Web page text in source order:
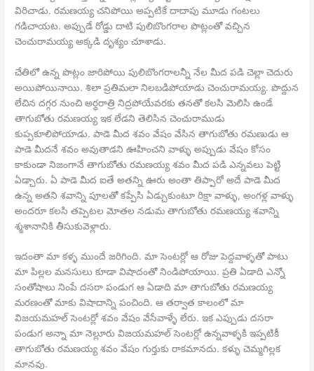
విరిచాడు. రమణయ్య చనిపోయి అప్పటికే దాదాపు మూడు గంటలు
గడిచాయట. అప్పుడే రోడ్డు దాటి పులిబొంగరాల పొట్లంతో వచ్చిన
చెంచురామయ్య అక్కడి దృశ్యం చూశాడు.
చేతిలో ఉన్న పొట్లం జారిపోయి పులిబొంగరాలన్నీ నేల మీద పడి చెల్లా చెదురు
అయిపోయినాయి. శిలా ప్రతిమలా నిలబడిపోయాడు చెంచురామయ్య. పొద్దున
లేచిన దగ్గర నుంచి అర్ధరాత్రి నిద్రపోయేవరకు తనతో కలసి మెలిసి ఉండే
తాగుబోతు రమణయ్య ఇక లేడని తెలిసిన చెంచురాముడు
కుప్పకూలిపోయాడు. పాడె మీద శవం వేషం వేసిన తాగుబోతు రమణుడు ఆ
పాడె మీదనే శవం అవుతాడని ఊహించని వాళ్ళు అప్పుడు వేషం కోసం
కాకుండా నిజంగానే తాగుబోతు రమణయ్య శవం మీద పడి ఎన్నవలు పెట్టి
ఏడ్చారు. ఏ పాడె మీద ఐతే అతన్ని ఊరు అంతా తిప్పారో అదే పాడె మీద
ఉన్న అతని శవాన్ని పూలతో కప్పేసి ఏడ్చుకుంటూ రిక్షా వాళ్ళు, అంగళ్ల వాళ్ళు
అందరూ కలసి తప్పెటల మోతల నడుమ తాగుబోతు రమణయ్య శవాన్ని
శ్మశానానికి తీసుకువెళ్లారు.
ఇదంతా మా కళ్ళ ముందే జరిగింది. మా సెంటర్లో ఆ రోజు పెద్దవాళ్ళతో పాటు
మా పిల్లల మనసులు కూడా విషాదంతో నిండిపోయాయి. ప్రతి ఏడాది ఎన్నో
సంతోషాలు నింపే దసరా పండుగ ఆ ఏడాది మా తాగుబోతు రమణయ్య
మరణంతో మాకు విషాదాన్ని పంచింది. ఆ తర్వాత కాలంలో మా
విజయమహల్ సెంటర్లో శవం వేషం వేసేవాళ్ళే లేరు. ఇక ఎప్పుడు దసరా
పండుగ అన్నా మా నెల్లూరు విజయమహల్ సెంటర్లో ఉన్నవాళ్ళకి ఇప్పటికీ
తాగుబోతు రమణయ్య శవం వేషం గుర్తుకు రాకమానదు. కళ్ళు చెమ్మగిల్లక
మానవు.